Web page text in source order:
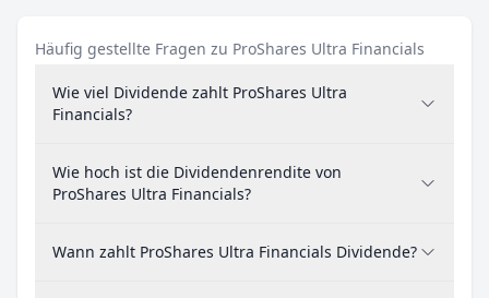
Häufig gestellte Fragen zu ProShares Ultra Financials
Wie viel Dividende zahlt ProShares Ultra
Financials?
Wie hoch ist die Dividendenrendite von
ProShares Ultra Financials?
Wann zahlt ProShares Ultra Financials Dividende?